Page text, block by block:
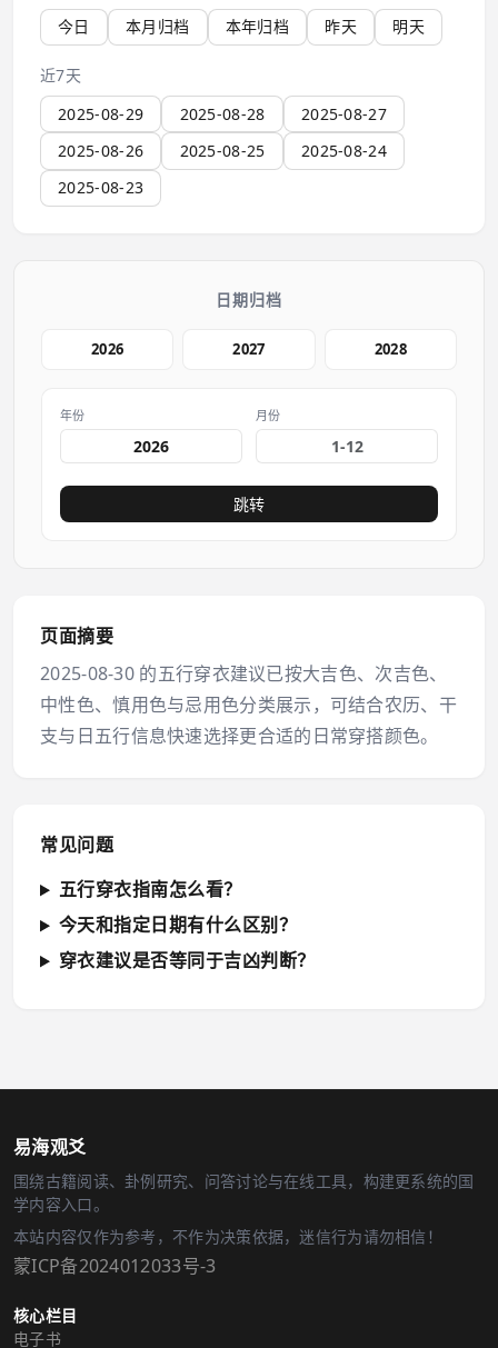
今日 本月归档 本年归档 昨天 明天
近7天
2025-08-29
2025-08-28
2025-08-27
2025-08-26
2025-08-25
2025-08-24
2025-08-23
日期归档
2026 2027 2028
年份 月份
跳转
页面摘要
2025-08-30 的五行穿衣建议已按大吉色、次吉色、
中性色、慎用色与忌用色分类展示，可结合农历、干
支与日五行信息快速选择更合适的日常穿搭颜色。
常见问题
五行穿衣指南怎么看？
今天和指定日期有什么区别？
穿衣建议是否等同于吉凶判断？
易海观爻
围绕古籍阅读、卦例研究、问答讨论与在线工具，构建更系统的国
学内容入口。
本站内容仅作为参考，不作为决策依据，迷信行为请勿相信！
蒙ICP备2024012033号-3
核心栏目
电子书